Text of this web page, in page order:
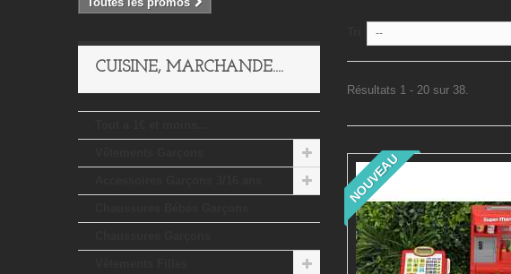
CUISINE, MARCHANDE....
--
Résultats 1 - 20 sur 38.
NOUVEAU